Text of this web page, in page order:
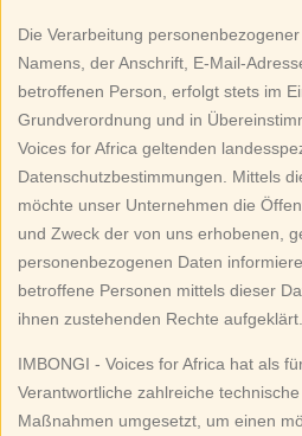
Die Verarbeitung
Namens, der Anschrift, E-Mail-
betroffenen Person, erfolgt stets im
Grundverordnung und in
Voices for Africa geltenden
Datenschutzbestimmungen. Mittels
möchte unser Unternehmen die
und Zweck der von uns erhobenen,
personenbezogenen Daten
betroffene Personen mittels dieser
ihnen zustehenden Rechte aufgeklärt.
IMBONGI - Voices for Africa hat als
Verantwortliche zahlreiche
Maßnahmen umgesetzt, um einen